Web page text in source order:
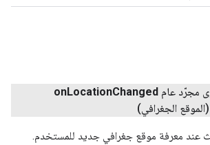
مجرّد عام onLocationChanged
(الموقع الجغرافي)
عند معرفة موقع جغرافي جديد للمستخدم.